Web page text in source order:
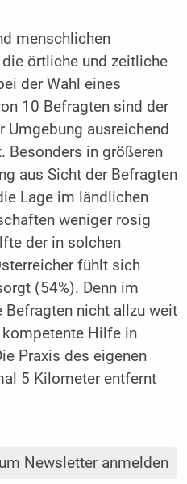
menschlichen
örtliche und zeitliche
der Wahl eines
10 Befragten sind der
Umgebung ausreichend
Besonders in größeren
aus Sicht der Befragten
Lage im ländlichen
weniger rosig
der in solchen
fühlt sich
(54%). Denn im
nicht allzu weit
Hilfe in
Praxis des eigenen
5 Kilometer entfernt
Newsletter anmelden